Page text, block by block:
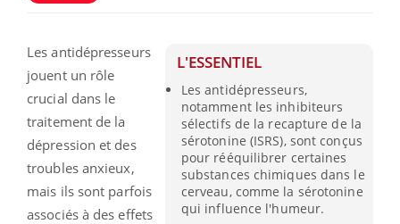
L'ESSENTIEL
Les antidépresseurs,
notamment les inhibiteurs
sélectifs de la recapture de la
sérotonine (ISRS), sont conçus
pour rééquilibrer certaines
substances chimiques dans le
cerveau, comme la sérotonine
qui influence l'humeur.
Les antidépresseurs
jouent un rôle
crucial dans le
traitement de la
dépression et des
troubles anxieux,
mais ils sont parfois
associés à des effets